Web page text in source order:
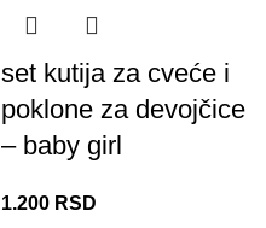
set kutija za cveće i
poklone za devojčice
– baby girl
1.200 RSD